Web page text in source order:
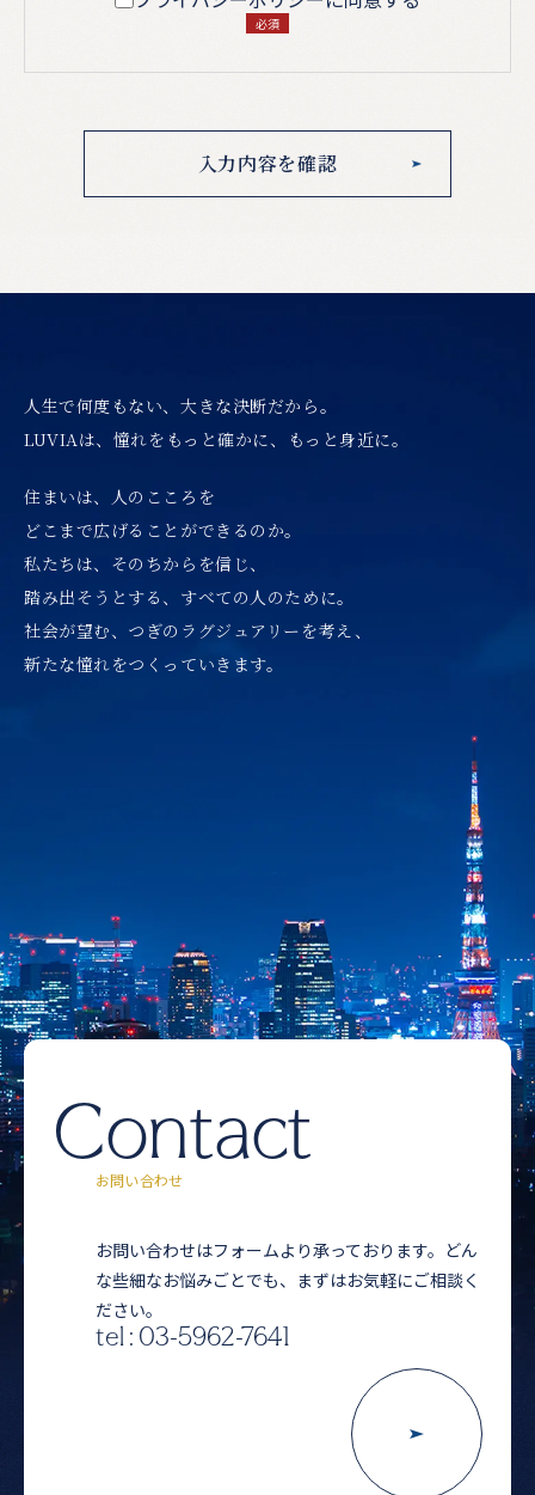
必須
人生で何度もない、大きな決断だから。
LUVIAは、憧れをもっと確かに、もっと身近に。
住まいは、人のこころを
どこまで広げることができるのか。
私たちは、そのちからを信じ、
踏み出そうとする、すべての人のために。
社会が望む、つぎのラグジュアリーを考え、
新たな憧れをつくっていきます。
Contact
お問い合わせ
お問い合わせはフォームより承っております。どん
な些細なお悩みごとでも、まずはお気軽にご相談く
ださい。
tel : 03-5962-7641